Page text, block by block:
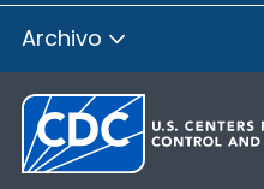
Archivo